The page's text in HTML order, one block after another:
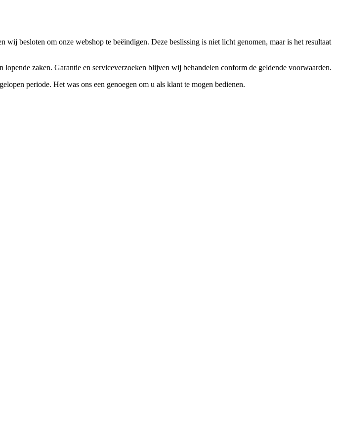
besloten om onze webshop te beëindigen. Deze beslissing is niet licht genomen, maar is het resultaat
zaken. Garantie en serviceverzoeken blijven wij behandelen conform de geldende voorwaarden.
periode. Het was ons een genoegen om u als klant te mogen bedienen.